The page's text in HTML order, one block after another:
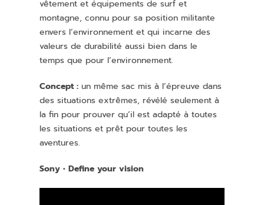
vêtement et équipements de surf et
montagne, connu pour sa position militante
envers l’environnement et qui incarne des
valeurs de durabilité aussi bien dans le
temps que pour l’environnement.
Concept : un même sac mis à l’épreuve dans
des situations extrêmes, révélé seulement à
la fin pour prouver qu’il est adapté à toutes
les situations et prêt pour toutes les
aventures.
Sony • Define your vision